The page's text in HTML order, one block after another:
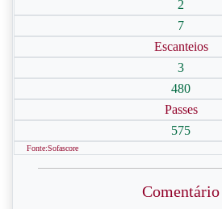
2
7
Escanteios
3
480
Passes
575
Fonte:Sofascore
Comentário